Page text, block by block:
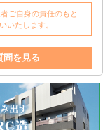
ご自身の責任のもと
いたします。
問を見る
返金
家